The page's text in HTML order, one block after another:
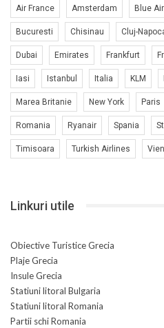
Air France Amsterdam Blue Air
Bucuresti Chisinau Cluj-
Dubai Emirates Frankfurt
Iasi Istanbul Italia KLM
Marea Britanie New York Paris
Romania Ryanair Spania
Timisoara Turkish Airlines
Linkuri utile
Obiective Turistice Grecia
Plaje Grecia
Insule Grecia
Statiuni litoral Bulgaria
Statiuni litoral Romania
Partii schi Romania